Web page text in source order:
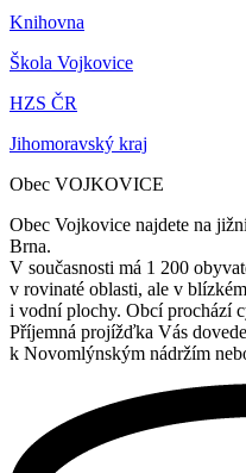
Knihovna
Škola Vojkovice
HZS ČR
Jihomoravský kraj
Obec VOJKOVICE
Obec Vojkovice najdete na
Brna.
V současnosti má 1 200
v rovinaté oblasti, ale v
i vodní plochy. Obcí prochází
Příjemná projížďka Vás
k Novomlýnským nádržím